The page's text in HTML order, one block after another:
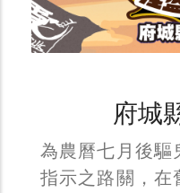
府城
為農曆七月後驅
指示之路關，在